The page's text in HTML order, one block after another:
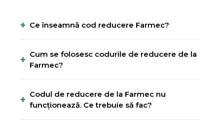
+ Ce înseamnă cod reducere Farmec?
+ Cum se folosesc codurile de reducere de la
Farmec?
+ Codul de reducere de la Farmec nu
funcționează. Ce trebuie să fac?